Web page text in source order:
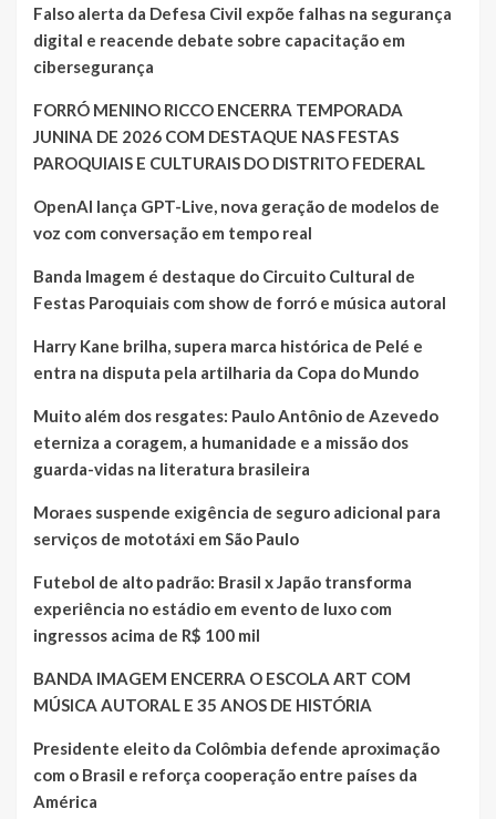
Falso alerta da Defesa Civil expõe falhas na segurança
digital e reacende debate sobre capacitação em
cibersegurança
FORRÓ MENINO RICCO ENCERRA TEMPORADA
JUNINA DE 2026 COM DESTAQUE NAS FESTAS
PAROQUIAIS E CULTURAIS DO DISTRITO FEDERAL
OpenAI lança GPT-Live, nova geração de modelos de
voz com conversação em tempo real
Banda Imagem é destaque do Circuito Cultural de
Festas Paroquiais com show de forró e música autoral
Harry Kane brilha, supera marca histórica de Pelé e
entra na disputa pela artilharia da Copa do Mundo
Muito além dos resgates: Paulo Antônio de Azevedo
eterniza a coragem, a humanidade e a missão dos
guarda-vidas na literatura brasileira
Moraes suspende exigência de seguro adicional para
serviços de mototáxi em São Paulo
Futebol de alto padrão: Brasil x Japão transforma
experiência no estádio em evento de luxo com
ingressos acima de R$ 100 mil
BANDA IMAGEM ENCERRA O ESCOLA ART COM
MÚSICA AUTORAL E 35 ANOS DE HISTÓRIA
Presidente eleito da Colômbia defende aproximação
com o Brasil e reforça cooperação entre países da
América